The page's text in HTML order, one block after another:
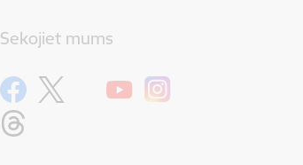
Sekojiet mums